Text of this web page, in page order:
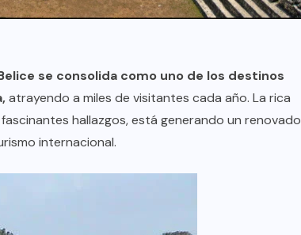
se consolida como uno de los destinos
atrayendo a miles de visitantes cada año. La rica
hallazgos, está generando un renovado
internacional.